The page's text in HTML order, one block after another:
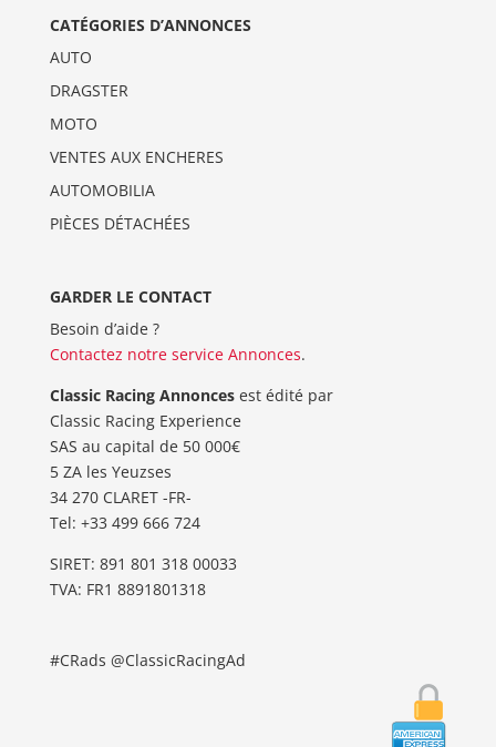
CATÉGORIES D’ANNONCES
AUTO
DRAGSTER
MOTO
VENTES AUX ENCHERES
AUTOMOBILIA
PIÈCES DÉTACHÉES
GARDER LE CONTACT
Besoin d’aide ?
Contactez notre service Annonces.
Classic Racing Annoncesest édité par
Classic Racing Experience
SAS au capital de 50 000€
5 ZA les Yeuzses
34 270 CLARET -FR-
Tel: ‭+33 499 666 724‬
SIRET: 891 801 318 00033
TVA: FR1 8891801318
#CRads @ClassicRacingAd